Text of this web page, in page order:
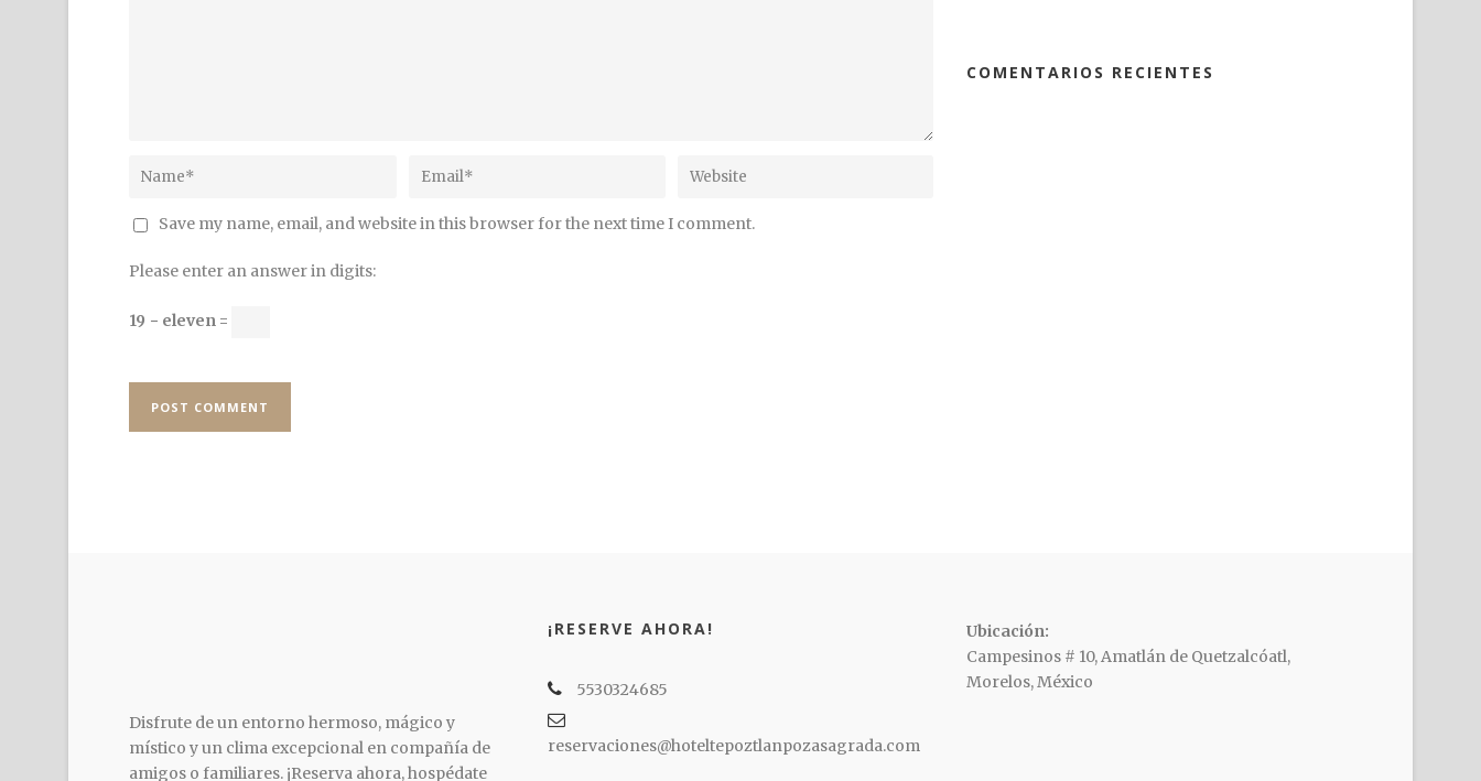
Save my name, email, and website in this browser for the next time I comment.
Please enter an answer in digits:
19 − eleven =
COMENTARIOS RECIENTES
Disfrute de un entorno hermoso, mágico y
místico y un clima excepcional en compañía de
amigos o familiares. ¡Reserva ahora, hospédate
¡RESERVE AHORA!
5530324685
reservaciones@hoteltepoztlanpozasagrada.com
Ubicación:
Campesinos # 10, Amatlán de Quetzalcóatl,
Morelos, México